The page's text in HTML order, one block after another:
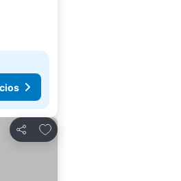
Compartir
Agregar a favoritos